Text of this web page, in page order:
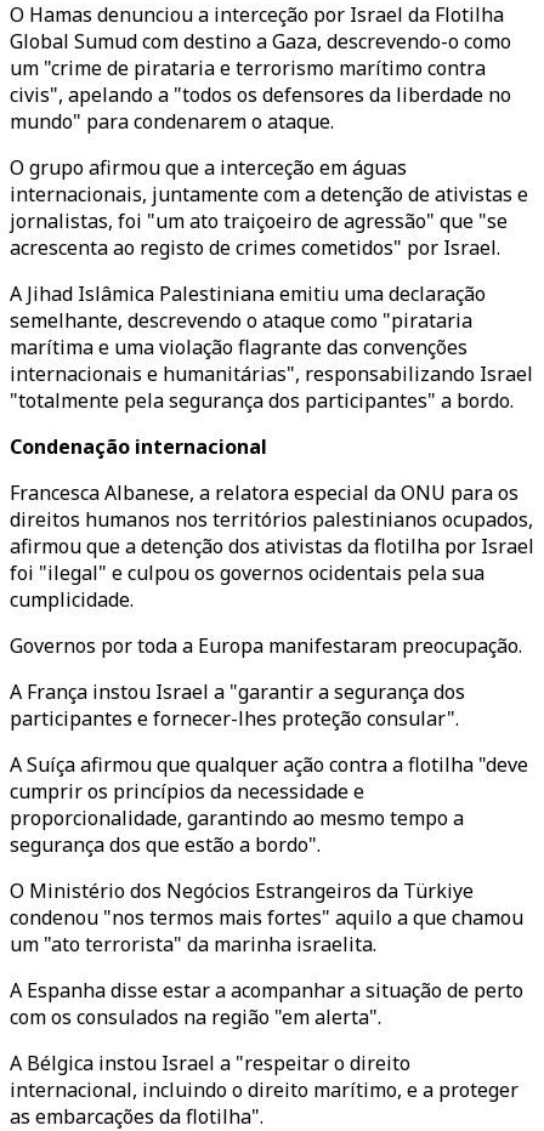
O Hamas denunciou a interceção por Israel da Flotilha
Global Sumud com destino a Gaza, descrevendo-o como
um "crime de pirataria e terrorismo marítimo contra
civis", apelando a "todos os defensores da liberdade no
mundo" para condenarem o ataque.
O grupo afirmou que a interceção em águas
internacionais, juntamente com a detenção de ativistas e
jornalistas, foi "um ato traiçoeiro de agressão" que "se
acrescenta ao registo de crimes cometidos" por Israel.
A Jihad Islâmica Palestiniana emitiu uma declaração
semelhante, descrevendo o ataque como "pirataria
marítima e uma violação flagrante das convenções
internacionais e humanitárias", responsabilizando Israel
"totalmente pela segurança dos participantes" a bordo.
Condenação internacional
Francesca Albanese, a relatora especial da ONU para os
direitos humanos nos territórios palestinianos ocupados,
afirmou que a detenção dos ativistas da flotilha por Israel
foi "ilegal" e culpou os governos ocidentais pela sua
cumplicidade.
Governos por toda a Europa manifestaram preocupação.
A França instou Israel a "garantir a segurança dos
participantes e fornecer-lhes proteção consular".
A Suíça afirmou que qualquer ação contra a flotilha "deve
cumprir os princípios da necessidade e
proporcionalidade, garantindo ao mesmo tempo a
segurança dos que estão a bordo".
O Ministério dos Negócios Estrangeiros da Türkiye
condenou "nos termos mais fortes" aquilo a que chamou
um "ato terrorista" da marinha israelita.
A Espanha disse estar a acompanhar a situação de perto
com os consulados na região "em alerta".
A Bélgica instou Israel a "respeitar o direito
internacional, incluindo o direito marítimo, e a proteger
as embarcações da flotilha".